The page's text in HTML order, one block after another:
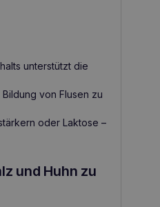
unterstützt die
von Flusen zu
oder Laktose –
und Huhn zu